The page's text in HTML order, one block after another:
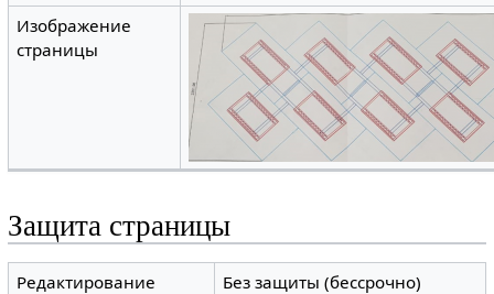
Изображение
страницы
Защита страницы
Редактирование
Без защиты (бессрочно)